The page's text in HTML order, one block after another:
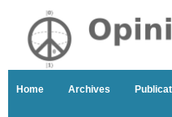
Home Archives